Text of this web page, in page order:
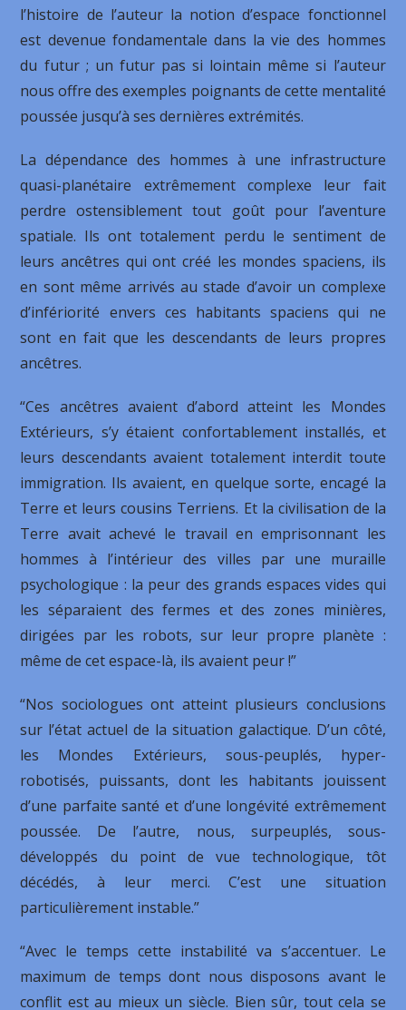
l’histoire de l’auteur la notion d’espace fonctionnel
est devenue fondamentale dans la vie des hommes
du futur ; un futur pas si lointain même si l’auteur
nous offre des exemples poignants de cette mentalité
poussée jusqu’à ses dernières extrémités.
La dépendance des hommes à une infrastructure
quasi-planétaire extrêmement complexe leur fait
perdre ostensiblement tout goût pour l’aventure
spatiale. Ils ont totalement perdu le sentiment de
leurs ancêtres qui ont créé les mondes spaciens, ils
en sont même arrivés au stade d’avoir un complexe
d’infériorité envers ces habitants spaciens qui ne
sont en fait que les descendants de leurs propres
ancêtres.
“Ces ancêtres avaient d’abord atteint les Mondes
Extérieurs, s’y étaient confortablement installés, et
leurs descendants avaient totalement interdit toute
immigration. Ils avaient, en quelque sorte, encagé la
Terre et leurs cousins Terriens. Et la civilisation de la
Terre avait achevé le travail en emprisonnant les
hommes à l’intérieur des villes par une muraille
psychologique : la peur des grands espaces vides qui
les séparaient des fermes et des zones minières,
dirigées par les robots, sur leur propre planète :
même de cet espace-là, ils avaient peur !”
“Nos sociologues ont atteint plusieurs conclusions
sur l’état actuel de la situation galactique. D’un côté,
les Mondes Extérieurs, sous-peuplés, hyper-
robotisés, puissants, dont les habitants jouissent
d’une parfaite santé et d’une longévité extrêmement
poussée. De l’autre, nous, surpeuplés, sous-
développés du point de vue technologique, tôt
décédés, à leur merci. C’est une situation
particulièrement instable.”
“Avec le temps cette instabilité va s’accentuer. Le
maximum de temps dont nous disposons avant le
conflit est au mieux un siècle. Bien sûr, tout cela se